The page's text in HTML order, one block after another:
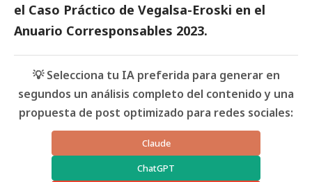
el Caso Práctico de Vegalsa-Eroski en el
Anuario Corresponsables 2023.
💡 Selecciona tu IA preferida para generar en
segundos un análisis completo del contenido y una
propuesta de post optimizado para redes sociales:
Claude
ChatGPT